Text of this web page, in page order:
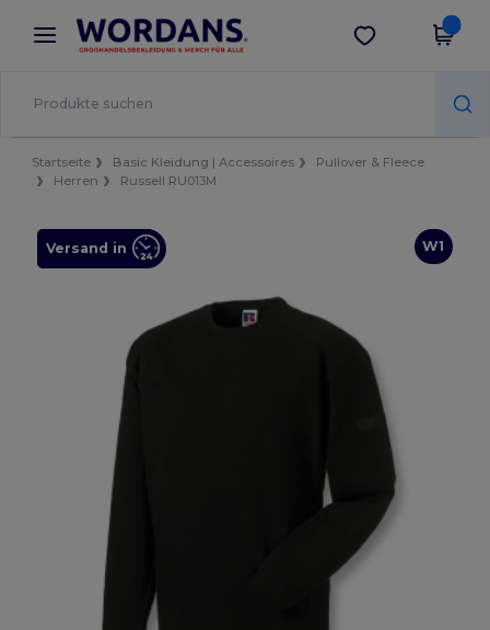
× Wordans App
Bessere Preise in der App!
App holen
Startseite Basic Kleidung | Accessoires
Pullover & Fleece
Herren
Russell RU013M
W1
Versand in